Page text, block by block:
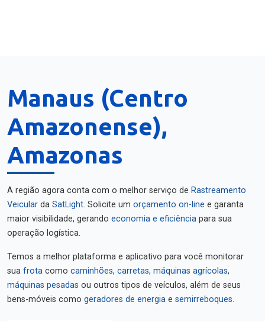
Manaus (Centro
Amazonense),
Amazonas
A região agora conta com o melhor serviço de Rastreamento
Veicular da SatLight. Solicite um orçamento on-line e garanta
maior visibilidade, gerando economia e eficiência para sua
operação logística.
Temos a melhor plataforma e aplicativo para você monitorar
sua frota como caminhões, carretas, máquinas agrícolas,
máquinas pesadas ou outros tipos de veículos, além de seus
bens-móveis como geradores de energia e semirreboques.